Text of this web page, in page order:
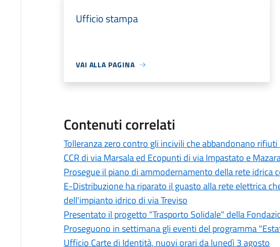
Ufficio stampa
VAI ALLA PAGINA
Contenuti correlati
Tolleranza zero contro gli incivili che abbandonano
CCR di via Marsala ed Ecopunti di via Impastato e
Prosegue il piano di ammodernamento della rete idrica
E-Distribuzione ha riparato il guasto alla rete elettrica
dell'impianto idrico di via Treviso
Presentato il progetto "Trasporto Solidale" della
Proseguono in settimana gli eventi del programma
Ufficio Carte di Identità, nuovi orari da lunedì 3 agosto